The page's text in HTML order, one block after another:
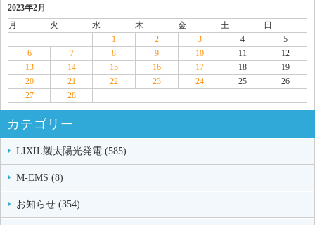
2023年2月
月
火 水 木 金 土
日
1
2 3 4
5
6
7 8 9 10 11
12
13
14 15 16 17 18
19
20
21 22 23 24 25
26
27
28
カテゴリー
LIXIL製太陽光発電 (585)
M-EMS (8)
お知らせ (354)